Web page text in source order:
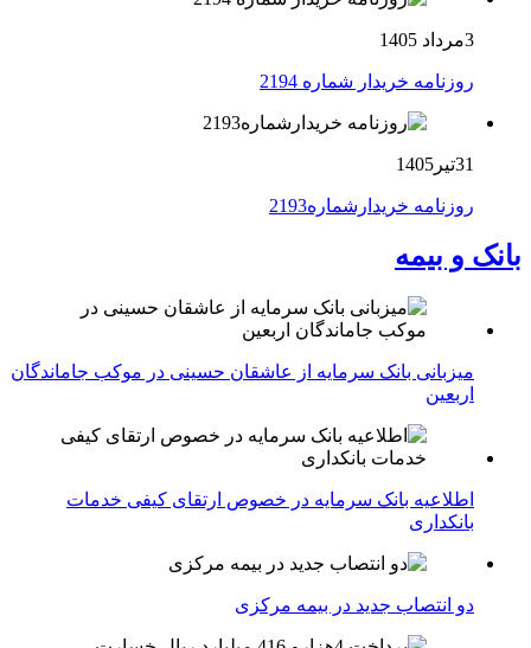
3مرداد 1405
روزنامه خریدار شماره 2194
31تیر1405
روزنامه خریدارشماره2193
بانک و بیمه
میزبانی بانک سرمایه از عاشقان حسینی در موکب جاماندگان
اربعین
اطلاعیه بانک سرمایه در خصوص ارتقای کیفی خدمات
بانکداری
دو انتصاب جدید در بیمه مركزی